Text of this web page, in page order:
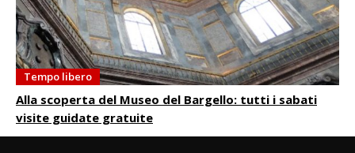
Tempo libero
Alla scoperta del Museo del Bargello: tutti i sabati
visite guidate gratuite